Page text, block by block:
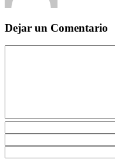
Dejar un Comentario